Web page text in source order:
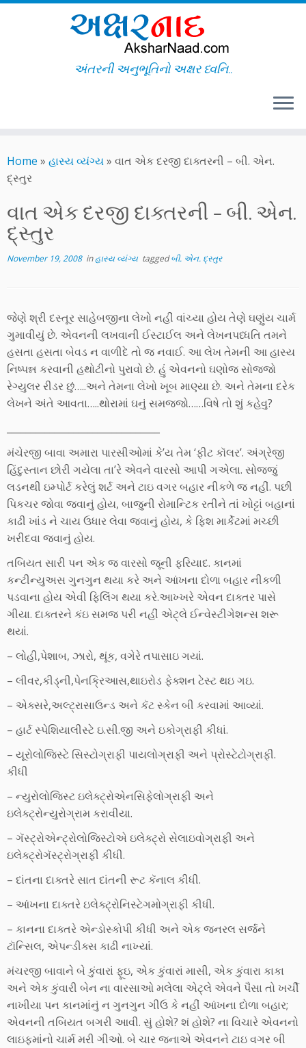
to
content
અંતરની અનુભૂતિનો અક્ષર ધ્વનિ..
Home » હાસ્ય વ્યંગ્ય» વાત એક દરજી દાક્તરની – બી. એન.
દ્સ્તુર
વાત એક દરજી દાક્તરની – બી. એન.
દ્સ્તુર
November 19, 2008inહાસ્ય વ્યંગ્ય taggedબી. એન. દ્સ્તુર
જેણે શ્રી દસ્તૂર સાહેબજીના લેખો નહીં વાંચ્યા હોય તેણે ઘણુંય ચાર્મ
ગુમાવીયું છે. એવનની લખવાની ઈસ્ટાઈલ અને લેખનપધ્ધતિ તમને
હસતા હસતા બેવડ ન વાળીદે તો જ નવાઈ. આ લેખ તેમની આ હાસ્ય
નિષ્પન્ન કરવાની હથોટીનો પુરાવો છે. હું એવનનો ઘણોજ સોજ્જો
રેગ્યુલર રીડર છું…..અને તેમના લેખો ખૂબ માણ્યા છે. અને તેમના દરેક
લેખને અંતે આવતા…..થોરામાં ઘનું સમજ્જો……વિષે તો શું કહેવુ?
મંચેરજી બાવા અમારા પારસીઓમાં કે’ય તેમ ‘ફીટ કૉલર’. અંગ્રેજી
હિંદુસ્તાન છોરી ગયેલા તા’રે એવને વારસો આપી ગએલા. સોજ્જું
લડનથી ઇમ્પોર્ટ કરેલું શર્ટ અને ટાઇ વગર બહાર નીકળે જ નહીં. પછી
પિકચર જોવા જવાનું હોય, બાજુની રોમાન્ટિક રતીને તાં ખોટ્ટાં બહાનાં
કાઢી ખાંડ ને ચાય ઉધાર લેવા જવાનું હોય, કે ફિશ માર્કેટમાં મચ્છી
ખરીદવા જવાનું હોય.
તબિયત સારી પન એક જ વારસો જૂની ફરિયાદ. કાનમાં
કન્ટીન્યુઅસ ગુનગુન થયા કરે અને આંખના દોળા બહાર નીકળી
પડવાના હોય એવી ફિલિંગ થયા કરે.આખ્ખરે એવન દાક્તર પાસે
ગીયા. દાક્તરને કંઇ સમજ પરી નહીં એટ્લે ઈન્વેસ્ટીગેશન્સ શરૂ
થયાં.
– લોહી,પેશાબ, ઝારો, થૂંક, વગેરે તપાસાઇ ગયાં.
– લીવર,કીડ્ની,પેનક્રિઆસ,થાઇરોડ ફેક્શન ટેસ્ટ થઇ ગઇ.
– એક્સરે,અલ્ટ્રાસાઉન્ડ અને કૅટ સ્કેન બી કરવામાં આવ્યાં.
– હાર્ટ સ્પેશિયાલીસ્ટે ઇ.સી.જી અને ઇકોગ્રાફી કીધાં.
– યૂરોલોજિસ્ટે સિસ્ટોગ્રાફી પાયલોગ્રાફી અને પ્રોસ્ટેટોગ્રાફી.
કીધી
– ન્યુરોલોજિસ્ટ ઇલેક્ટ્રોએનસિફેલોગ્રાફી અને
ઇલેક્ટ્રોન્યુરોગ્રામ કરાવીયા.
– ગૅસ્ટ્રોએન્ટ્રોલોજિસ્ટોએ ઇલેક્ટ્રો સેલાઇવોગ્રાફી અને
ઇલેક્ટ્રોગૅસ્ટ્રોગ્રાફી કીધી.
– દાંતના દાક્તરે સાત દાંતની રૂટ કૅનાલ કીધી.
– આંખના દાક્તરે ઇલેક્ટ્રોનિસ્ટેગમોગ્રાફી કીધી.
– કાનના દાક્તરે એન્ડોસ્કોપી કીધી અને એક જનરલ સર્જને
ટૉન્સિલ, એપન્ડીક્સ કાઢી નાખ્યાં.
મંચરજી બાવાને બે કુંવારાં ફૂઇ, એક કુંવારાં માસી, એક કુંવારા કાકા
અને એક કુંવારી બેન ના વારસાઓ મલેલા એટ્લે એવને પૈસા તો ખર્ચી
નાખીયા પન કાનમાંનું ન ગુનગુન ગીઉ કે નહીં આંખના દોળા બહાર;
એવનની તબિયત બગરી આવી. સું હોશે? શં હોશે? ના વિચારે એવનનો
લાઇફમાંનો ચાર્મ મરી ગીઓ. બે ચાર જનાએ એવનને ટાઇ વગર બી